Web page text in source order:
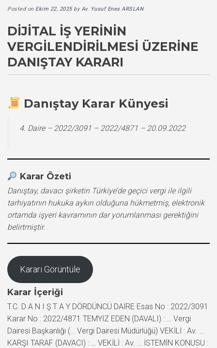
Posted on Ekim 22, 2025byAv. Yusuf Enes ARSLAN
DIJITAL İŞ YERININ
VERGILENDIRILMESI ÜZERINE
DANIŞTAY KARARI
Danıştay Karar Künyesi
4. Daire – 2022/3091 – 2022/4871 – 20.09.2022
Karar Özeti
Danıştay, davacı şirketin Türkiye’de geçici vergi ile ilgili
tarhiyatının hukuka aykırı olduğuna hükmetmiş, elektronik
ortamda işyeri kavramının dar yorumlanması gerektiğini
belirtmiştir.
Kararı Görüntüle
Karar İçeriği
T.C. D A N I Ş T A Y DÖRDÜNCÜ DAİRE Esas No : 2022/3091
Karar No : 2022/4871 TEMYİZ EDEN (DAVALI) : … Vergi
Dairesi Başkanlığı (… Vergi Dairesi Müdürlüğü) VEKİLİ : Av. …
KARŞI TARAF (DAVACI) : … VEKİLİ : Av. … İSTEMİN KONUSU :